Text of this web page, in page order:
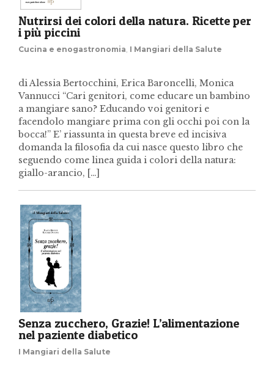
Nutrirsi dei colori della natura. Ricette per
i più piccini
Cucina e enogastronomia, I Mangiari della Salute
di Alessia Bertocchini, Erica Baroncelli, Monica
Vannucci “Cari genitori, come educare un bambino
a mangiare sano? Educando voi genitori e
facendolo mangiare prima con gli occhi poi con la
bocca!” E’ riassunta in questa breve ed incisiva
domanda la filosofia da cui nasce questo libro che
seguendo come linea guida i colori della natura:
giallo-arancio, […]
Senza zucchero, Grazie! L’alimentazione
nel paziente diabetico
I Mangiari della Salute